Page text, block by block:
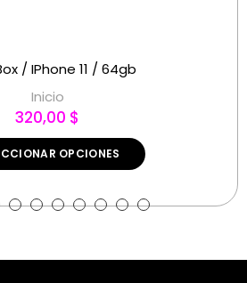
/ IPhone 11 / 64gb
Inicio
320,00 $
OPCIONES